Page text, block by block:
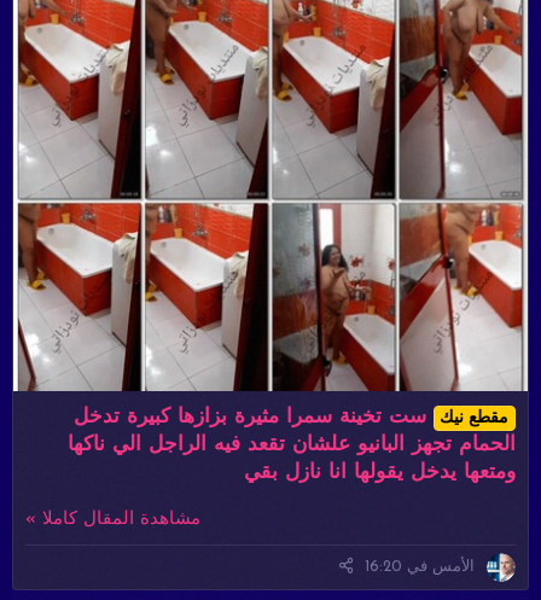
مقطع نيك
ست تخينة سمرا مثيرة بزازها كبيرة تدخل
الحمام تجهز البانيو علشان تقعد فيه الراجل الي ناكها
ومتعها يدخل يقولها انا نازل بقي
مشاهدة المقال كاملا »
الأمس في 16:20